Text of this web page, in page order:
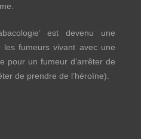
est devenu une
les fumeurs vivant avec une
pour un fumeur d’arrêter de
de prendre de l’héroïne).